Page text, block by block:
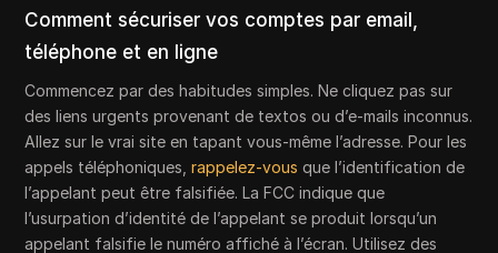
Comment sécuriser vos comptes par email,
téléphone et en ligne
Commencez par des habitudes simples. Ne cliquez pas sur
des liens urgents provenant de textos ou d’e-mails inconnus.
Allez sur le vrai site en tapant vous-même l’adresse. Pour les
appels téléphoniques,rappelez-vous que l’identification de
l’appelant peut être falsifiée. La FCC indique que
l’usurpation d’identité de l’appelant se produit lorsqu’un
appelant falsifie le numéro affiché à l’écran. Utilisez des